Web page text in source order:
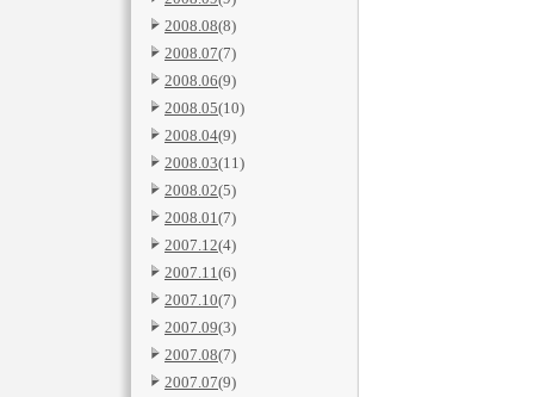
2008.08(8)
2008.07(7)
2008.06(9)
2008.05(10)
2008.04(9)
2008.03(11)
2008.02(5)
2008.01(7)
2007.12(4)
2007.11(6)
2007.10(7)
2007.09(3)
2007.08(7)
2007.07(9)